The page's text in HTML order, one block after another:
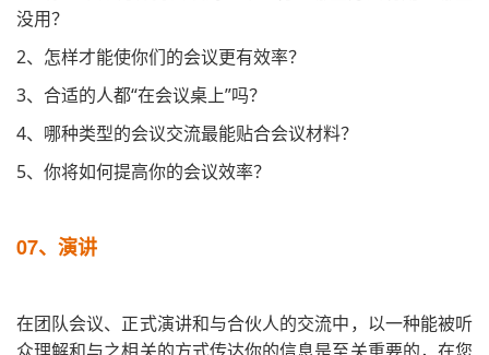
没用？
2、怎样才能使你们的会议更有效率？
3、合适的人都“在会议桌上”吗？
4、哪种类型的会议交流最能贴合会议材料？
5、你将如何提高你的会议效率？
07、 演讲
在团队会议、正式演讲和与合伙人的交流中，以一种能被听